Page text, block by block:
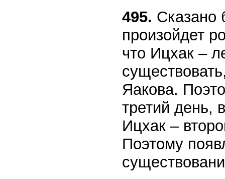
495. Сказано
произойдет
что Ицхак –
Яакова.
третий день,
Ицхак –
Поэтому